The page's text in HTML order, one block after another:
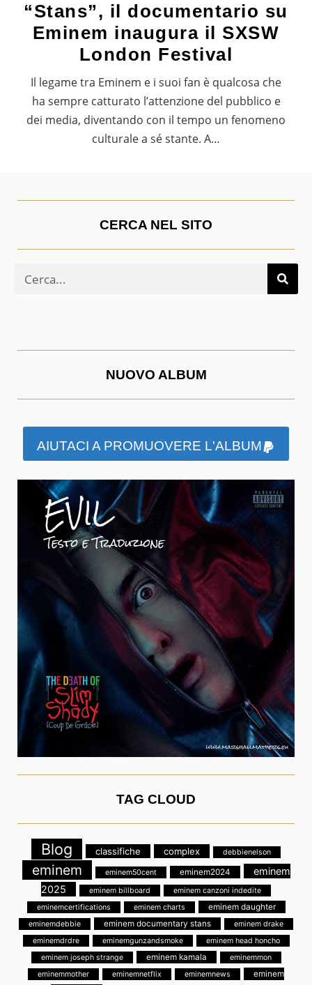
“Stans”, il documentario su
Eminem inaugura il SXSW
London Festival
Il legame tra Eminem e i suoi fan è qualcosa che
ha sempre catturato l’attenzione del pubblico e
dei media, diventando con il tempo un fenomeno
culturale a sé stante. A…
CERCA NEL SITO
NUOVO ALBUM
AIUTACI A PROMUOVERE L'ALBUM
TAG CLOUD
Blog classifiche complex debbienelson
eminem eminem50cent eminem2024
eminem
2025
eminem billboard
eminem canzoni indedite
eminemcertifications
eminem charts eminem daughter
eminemdebbie eminem documentary stans
eminem drake
eminemdrdre
eminemgunzandsmoke
eminem head honcho
eminem joseph strange
eminem kamala
eminemmon
eminemmother
eminemnetflix eminemnews eminem